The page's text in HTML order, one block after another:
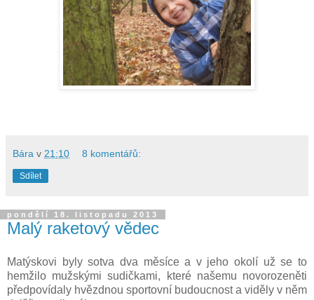
Bára v 21:10 8 komentářů:
Sdílet
pondělí 18. listopadu 2013
Malý raketový vědec
Matýskovi byly sotva dva měsíce a v jeho okolí už se to
hemžilo mužskými sudičkami, které našemu novorozeněti
předpovídaly hvězdnou sportovní budoucnost a viděly v něm